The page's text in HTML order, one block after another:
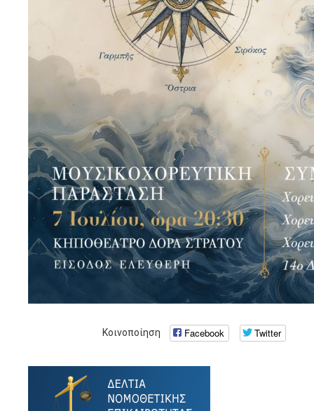
Κοινοποίηση Facebook Twitter